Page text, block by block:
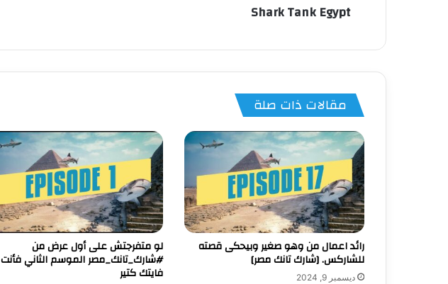
Shark Tank Egypt
مقالات ذات صلة
رائد اعمال من وهو صغير وبيحكى قصته
للشاركس. [شارك تانك مصر]
ديسمبر 9, 2024
لو متفرجتش على أول عرض من
#شارك_تانك_مصر الموسم الثاني فأنت
فايتك كتير